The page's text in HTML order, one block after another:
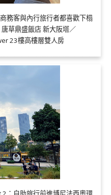
務客與內行旅行者都喜歡下榻
草鼎盛飯店 新大阪塔／
23樓高樓層雙人房